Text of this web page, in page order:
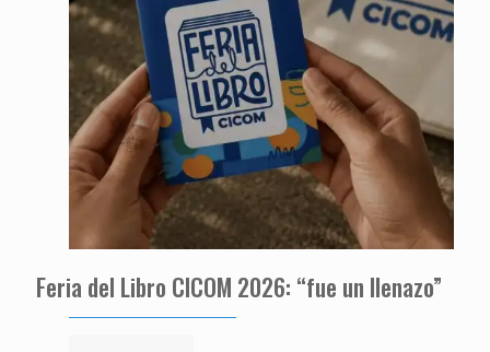
Feria del Libro CICOM 2026: “fue un llenazo”